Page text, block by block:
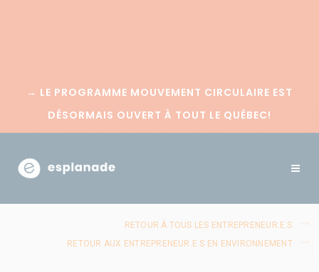
→ LE PROGRAMME MOUVEMENT CIRCULAIRE EST
DÉSORMAIS OUVERT À TOUT LE QUÉBEC!
RETOUR À TOUS LES ENTREPRENEUR.E.S
RETOUR AUX ENTREPRENEUR.E.S EN ENVIRONNEMENT